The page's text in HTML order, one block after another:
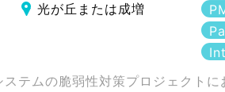
光が丘または成増
テムの脆弱性対策プロジェクト